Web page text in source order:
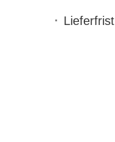
Lieferfrist